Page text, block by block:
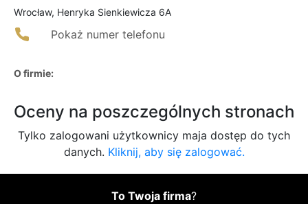
Wrocław, Henryka Sienkiewicza 6A
Pokaż numer telefonu
O firmie:
Oceny na poszczególnych stronach
Tylko zalogowani użytkownicy maja dostęp do tych
danych. Kliknij, aby się zalogować.
To Twoja firma?